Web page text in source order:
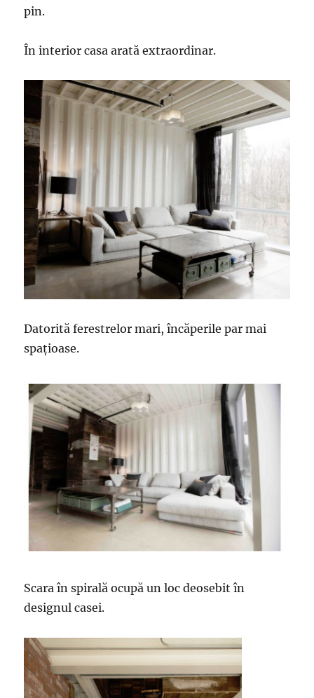
pin.
În interior casa arată extraordinar.
Datorită ferestrelor mari, încăperile par mai
spațioase.
Scara în spirală ocupă un loc deosebit în
designul casei.